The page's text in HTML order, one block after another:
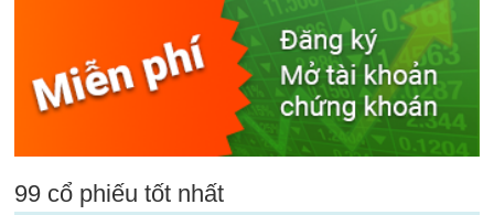
99 cổ phiếu tốt nhất